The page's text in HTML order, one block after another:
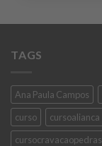
TAGS
Ana Paula Campos
curso
cursoalianca
cursocravacaopedras